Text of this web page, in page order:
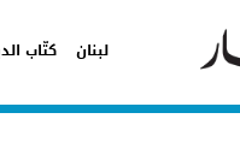
لبنان كتّاب